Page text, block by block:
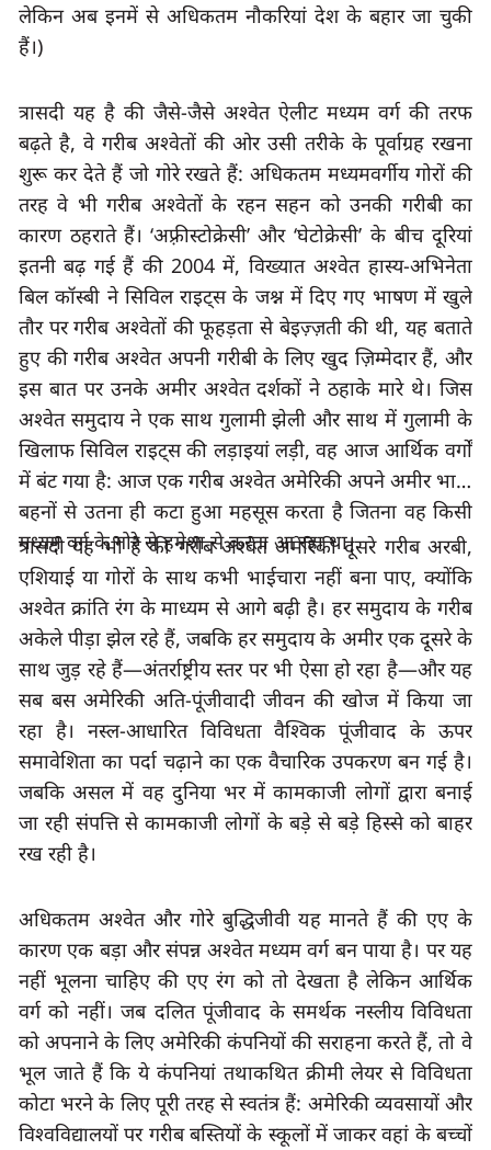
लेकिन अब इनमें से अधिकतम नौकरियां देश के बहार जा चुकी
हैं।)
त्रासदी यह है की जैसे-जैसे अश्वेत ऐलीट मध्यम वर्ग की तरफ
बढ़ते है, वे गरीब अश्वेतों की ओर उसी तरीके के पूर्वाग्रह रखना
शुरू कर देते हैं जो गोरे रखते हैं: अधिकतम मध्यमवर्गीय गोरों की
तरह वे भी गरीब अश्वेतों के रहन सहन को उनकी गरीबी का
कारण ठहराते हैं। ‘अफ़्रीस्टोक्रेसी’ और ‘घेटोक्रेसी’ के बीच दूरियां
इतनी बढ़ गई हैं की 2004 में, विख्यात अश्वेत हास्य-अभिनेता
बिल कॉस्बी ने सिविल राइट्स के जश्न में दिए गए भाषण में खुले
तौर पर गरीब अश्वेतों की फूहड़ता से बेइज़्ज़ती की थी, यह बताते
हुए की गरीब अश्वेत अपनी गरीबी के लिए खुद ज़िम्मेदार हैं, और
इस बात पर उनके अमीर अश्वेत दर्शकों ने ठहाके मारे थे। जिस
अश्वेत समुदाय ने एक साथ गुलामी झेली और साथ में गुलामी के
खिलाफ सिविल राइट्स की लड़ाइयां लड़ी, वह आज आर्थिक वर्गों
में बंट गया है: आज एक गरीब अश्वेत अमेरिकी अपने अमीर भाई-
बहनों से उतना ही कटा हुआ महसूस करता है जितना वह किसी
मध्यम वर्ग के गोरे से हमेशा से करता आ रहा था।
त्रासदी यह भी है की गरीब अश्वेत अमेरिकी दूसरे गरीब अरबी
एशियाई या गोरों के साथ कभी भाईचारा नहीं बना पाए, क्योंकि
अश्वेत क्रांति रंग के माध्यम से आगे बढ़ी है। हर समुदाय के गरीब
अकेले पीड़ा झेल रहे हैं, जबकि हर समुदाय के अमीर एक दूसरे के
साथ जुड़ रहे हैं—अंतर्राष्ट्रीय स्तर पर भी ऐसा हो रहा है—और यह
सब बस अमेरिकी अति-पूंजीवादी जीवन की खोज में किया जा
रहा है। नस्ल-आधारित विविधता वैश्विक पूंजीवाद के ऊपर
समावेशिता का पर्दा चढ़ाने का एक वैचारिक उपकरण बन गई है।
जबकि असल में वह दुनिया भर में कामकाजी लोगों द्वारा बनाई
जा रही संपत्ति से कामकाजी लोगों के बड़े से बड़े हिस्से को बाहर
रख रही है।
अधिकतम अश्वेत और गोरे बुद्धिजीवी यह मानते हैं की एए के
कारण एक बड़ा और संपन्न अश्वेत मध्यम वर्ग बन पाया है। पर यह
नहीं भूलना चाहिए की एए रंग को तो देखता है लेकिन आर्थिक
वर्ग को नहीं। जब दलित पूंजीवाद के समर्थक नस्लीय विविधता
को अपनाने के लिए अमेरिकी कंपनियों की सराहना करते हैं, तो वे
भूल जाते हैं कि ये कंपनियां तथाकथित क्रीमी लेयर से विविधता
कोटा भरने के लिए पूरी तरह से स्वतंत्र हैं: अमेरिकी व्यवसायों और
विश्वविद्यालयों पर गरीब बस्तियों के स्कूलों में जाकर वहां के बच्चों